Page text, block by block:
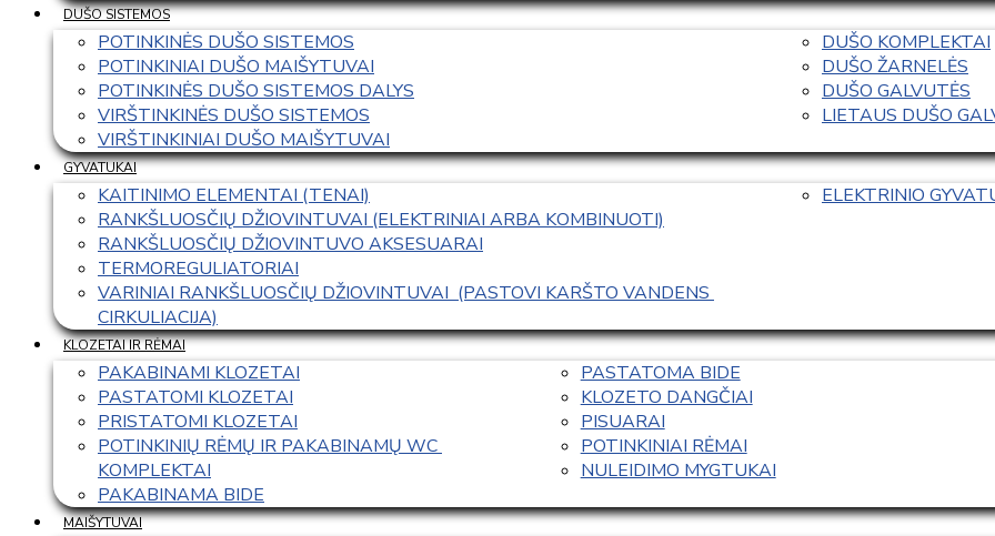
DUŠO SISTEMOS
POTINKINĖS DUŠO SISTEMOS
POTINKINIAI DUŠO MAIŠYTUVAI
POTINKINĖS DUŠO SISTEMOS DALYS
VIRŠTINKINĖS DUŠO SISTEMOS
VIRŠTINKINIAI DUŠO MAIŠYTUVAI
DUŠO KOMPLEKTAI
DUŠO ŽARNELĖS
DUŠO GALVUTĖS
LIETAUS DUŠO
GYVATUKAI
KAITINIMO ELEMENTAI (TENAI)
RANKŠLUOSČIŲ DŽIOVINTUVAI (ELEKTRINIAI ARBA KOMBINUOTI)
RANKŠLUOSČIŲ DŽIOVINTUVO AKSESUARAI
TERMOREGULIATORIAI
VARINIAI RANKŠLUOSČIŲ DŽIOVINTUVAI  (PASTOVI KARŠTO VANDENS
CIRKULIACIJA)
ELEKTRINIO
KLOZETAI IR RĖMAI
PAKABINAMI KLOZETAI
PASTATOMI KLOZETAI
PRISTATOMI KLOZETAI
POTINKINIŲ RĖMŲ IR PAKABINAMŲ WC
KOMPLEKTAI
PAKABINAMA BIDE
PASTATOMA BIDE
KLOZETO DANGČIAI
PISUARAI
POTINKINIAI RĖMAI
NULEIDIMO MYGTUKAI
MAIŠYTUVAI